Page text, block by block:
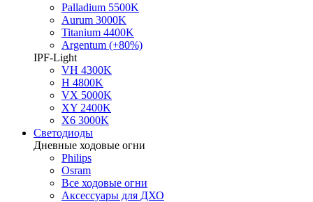
Palladium 5500K
Aurum 3000K
Titanium 4400K
Argentum (+80%)
IPF-Light
VH 4300K
H 4800K
VX 5000K
XY 2400K
X6 3000K
Светодиоды
Дневные ходовые огни
Philips
Osram
Все ходовые огни
Аксессуары для ДХО